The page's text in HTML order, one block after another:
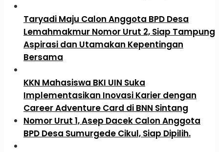
Taryadi Maju Calon Anggota BPD Desa
Lemahmakmur Nomor Urut 2, Siap Tampung
Aspirasi dan Utamakan Kepentingan
Bersama
KKN Mahasiswa BKI UIN Suka
Implementasikan Inovasi Karier dengan
Career Adventure Card di BNN Sintang
Nomor Urut 1, Asep Dacek Calon Anggota
BPD Desa Sumurgede Cikul, Siap Dipilih.